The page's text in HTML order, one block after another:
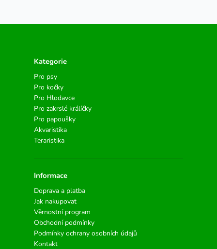
Kategorie
Pro psy
Pro kočky
Pro Hlodavce
Pro zakrslé králíčky
Pro papoušky
Akvaristika
Teraristika
Informace
Doprava a platba
Jak nakupovat
Věrnostní program
Obchodní podmínky
Podmínky ochrany osobních údajů
Kontakt